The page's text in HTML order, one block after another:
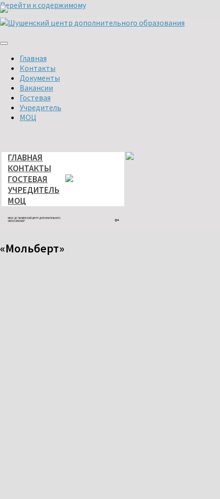
Перейти к содержимому
Главная
Контакты
Документы
Вакансии
Гостевая
Учредитель
МОЦ
ГЛАВНАЯ
КОНТАКТЫ
ГОСТЕВАЯ
УЧРЕДИТЕЛЬ
МОЦ
МБОУ ДО "ШУШЕНСКИЙ ЦЕНТР ДОПОЛНИТЕЛЬНОГО
ОБРАЗОВАНИЯ"
0+
«Мольберт»